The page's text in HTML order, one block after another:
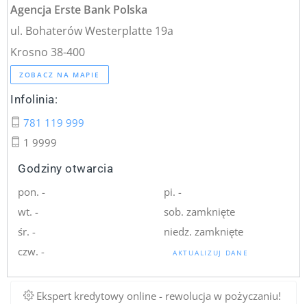
Agencja Erste Bank Polska
ul. Bohaterów Westerplatte 19a
Krosno 38-400
ZOBACZ NA MAPIE
Infolinia:
781 119 999
1 9999
Godziny otwarcia
pon. -
wt. -
śr. -
czw. -
pi. -
sob. zamknięte
niedz. zamknięte
AKTUALIZUJ DANE
Ekspert kredytowy online - rewolucja w pożyczaniu!